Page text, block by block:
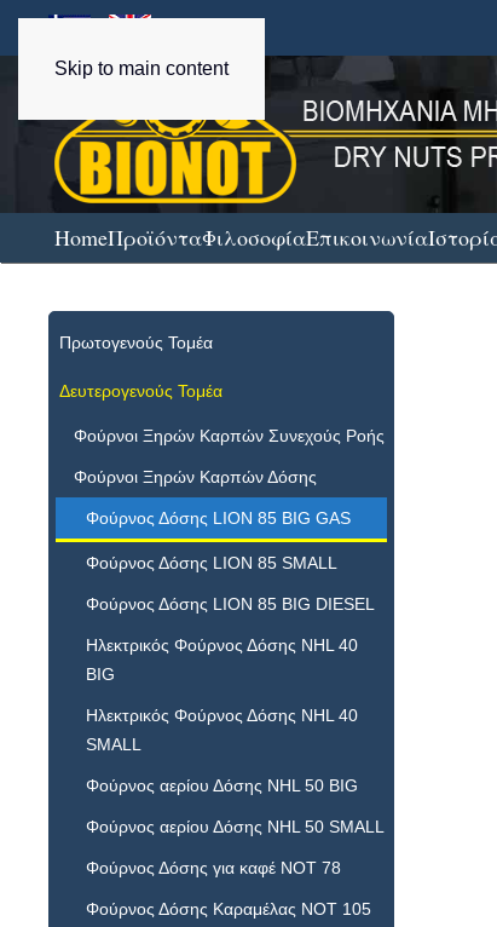
Skip to main content
HomeΠροϊόνταΦιλοσοφίαΕπικοινωνία
Πρωτογενούς Τομέα
Δευτερογενούς Τομέα
Φούρνοι Ξηρών Καρπών Συνεχούς Ροής
Φούρνοι Ξηρών Καρπών Δόσης
Φούρνος Δόσης LION 85 BIG GAS
Φούρνος Δόσης LION 85 SMALL
Φούρνος Δόσης LION 85 BIG DIESEL
Ηλεκτρικός Φούρνος Δόσης NHL 40
BIG
Ηλεκτρικός Φούρνος Δόσης NHL 40
SMALL
Φούρνος αερίου Δόσης NHL 50 BIG
Φούρνος αερίου Δόσης NHL 50 SMALL
Φούρνος Δόσης για καφέ NOT 78
Φούρνος Δόσης Καραμέλας NOT 105